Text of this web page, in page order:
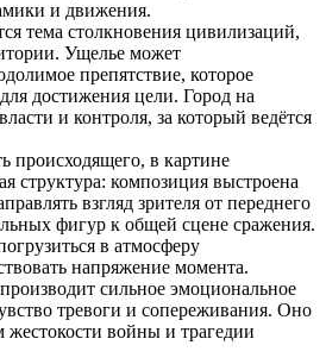
и движения.
тема столкновения цивилизаций,
Ущелье может
препятствие, которое
достижения цели. Город на
и контроля, за который ведётся
происходящего, в картине
структура: композиция выстроена
взгляд зрителя от переднего
фигур к общей сцене сражения.
в атмосферу
напряжение момента.
сильное эмоциональное
тревоги и сопереживания. Оно
жестокости войны и трагедии